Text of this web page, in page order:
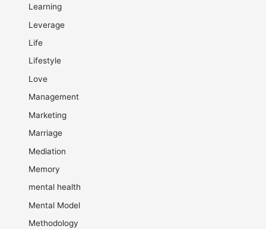
Learning
Leverage
Life
Lifestyle
Love
Management
Marketing
Marriage
Mediation
Memory
mental health
Mental Model
Methodology